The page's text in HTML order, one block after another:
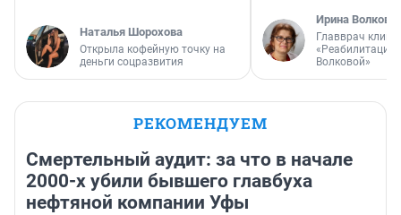
Наталья Шорохова
Открыла кофейную точку на
деньги соцразвития
Ирина Волкова
Главврач
«Реабилитация
Волковой»
РЕКОМЕНДУЕМ
Смертельный аудит: за что в начале
2000-х убили бывшего главбуха
нефтяной компании Уфы